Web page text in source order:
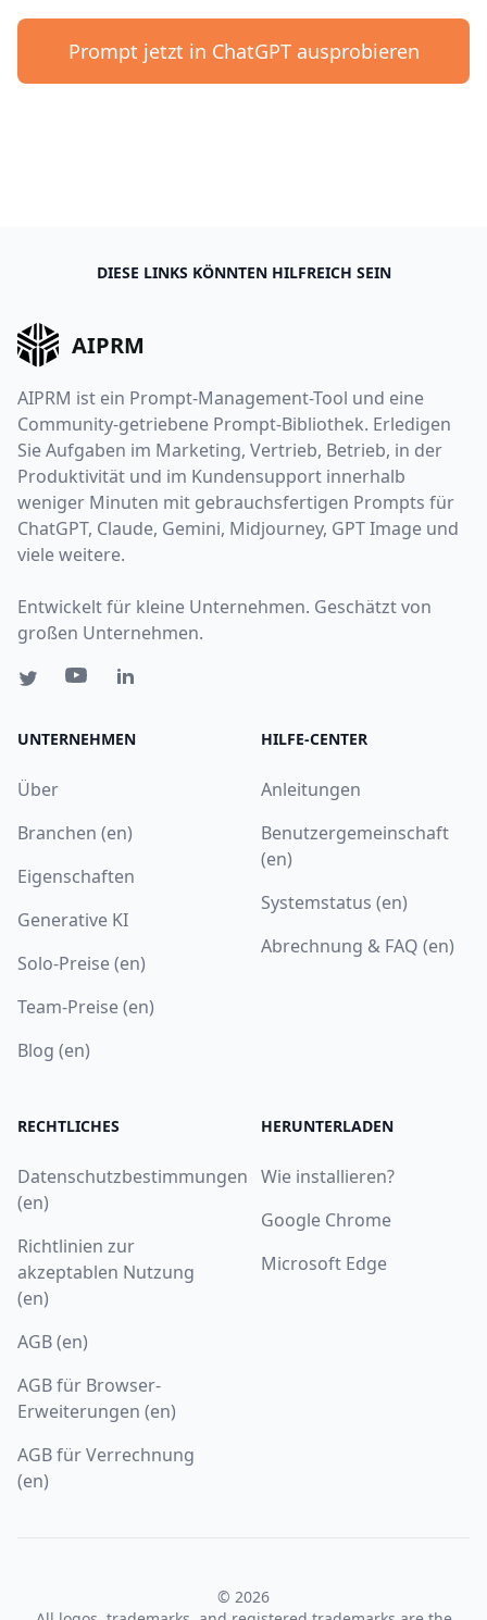
Prompt jetzt in ChatGPT ausprobieren
DIESE LINKS KÖNNTEN HILFREICH SEIN
AIPRM
AIPRM ist ein Prompt-Management-Tool und eine
Community-getriebene Prompt-Bibliothek. Erledigen
Sie Aufgaben im Marketing, Vertrieb, Betrieb, in der
Produktivität und im Kundensupport innerhalb
weniger Minuten mit gebrauchsfertigen Prompts für
ChatGPT, Claude, Gemini, Midjourney, GPT Image und
viele weitere.
Entwickelt für kleine Unternehmen. Geschätzt von
großen Unternehmen.
UNTERNEHMEN
Über
Branchen (en)
Eigenschaften
Generative KI
Solo-Preise (en)
Team-Preise (en)
Blog (en)
HILFE-CENTER
Anleitungen
Benutzergemeinschaft
(en)
Systemstatus (en)
Abrechnung & FAQ (en)
RECHTLICHES
Datenschutzbestimmungen
(en)
Richtlinien zur
akzeptablen Nutzung
(en)
AGB (en)
AGB für Browser-
Erweiterungen (en)
AGB für Verrechnung
(en)
HERUNTERLADEN
Wie installieren?
Google Chrome
Microsoft Edge
© 2026